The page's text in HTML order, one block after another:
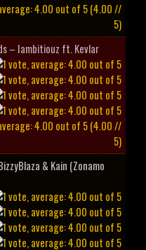
(4.00 //
5)
– Iambitiouz ft. Kevlar
(4.00 //
5)
& Kain (Zonamo